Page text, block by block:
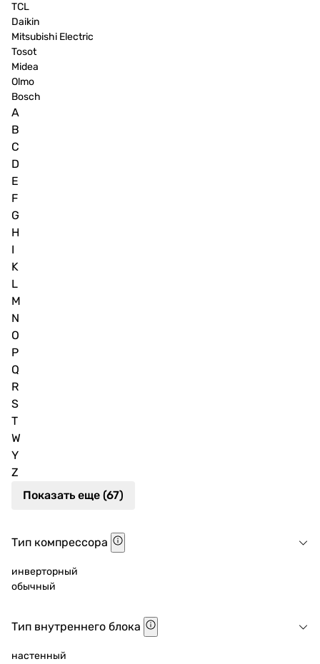
TCL
Daikin
Mitsubishi Electric
Tosot
Midea
Olmo
Bosch
A
B
C
D
E
F
G
H
I
K
L
M
N
O
P
Q
R
S
T
W
Y
Z
Показать еще (67)
Тип компрессора
инверторный
обычный
Тип внутреннего блока
настенный